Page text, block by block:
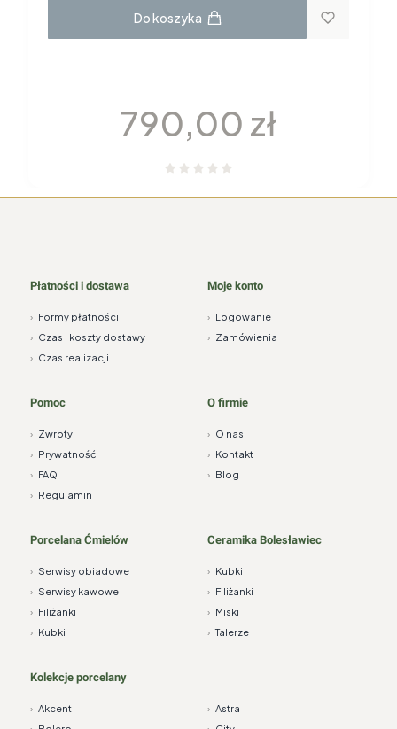
Do koszyka
Cena
790,00 zł
Płatności i dostawa
› Formy płatności
› Czas i koszty dostawy
› Czas realizacji
Moje konto
› Logowanie
› Zamówienia
Pomoc
› Zwroty
› Prywatność
› FAQ
› Regulamin
O firmie
› O nas
› Kontakt
› Blog
Porcelana Ćmielów
› Serwisy obiadowe
› Serwisy kawowe
› Filiżanki
› Kubki
Ceramika Bolesławiec
› Kubki
› Filiżanki
› Miski
› Talerze
Kolekcje porcelany
› Akcent › Astra